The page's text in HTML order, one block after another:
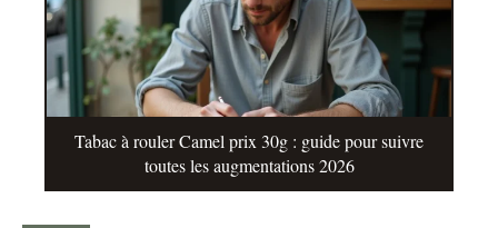
Tabac à rouler Camel prix 30g : guide pour suivre
toutes les augmentations 2026